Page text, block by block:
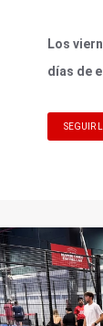
Los
días de
SEGUIR